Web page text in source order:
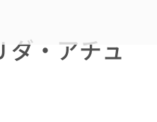
ダ・アチュ